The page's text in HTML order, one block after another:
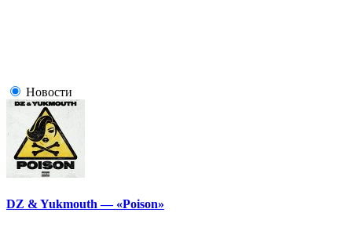
Новости
DZ & Yukmouth — «Poison»